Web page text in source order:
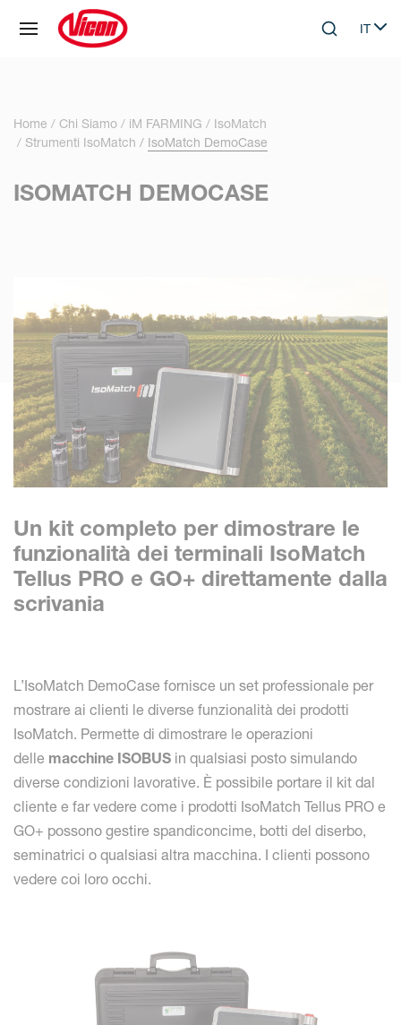
Skip to main contentSearchIT
Select
Home Chi Siamo iM FARMING
IsoMatch
Strumenti IsoMatch
IsoMatch DemoCase
ISOMATCH DEMOCASE
Un kit completo per dimostrare le
funzionalità dei terminali IsoMatch
Tellus PRO e GO+ direttamente dalla
scrivania
L’IsoMatch DemoCase fornisce un set professionale per
mostrare ai clienti le diverse funzionalità dei prodotti
IsoMatch. Permette di dimostrare le operazioni
delle macchine ISOBUS in qualsiasi posto simulando
diverse condizioni lavorative. È possibile portare il kit dal
cliente e far vedere come i prodotti IsoMatch Tellus PRO e
GO+ possono gestire spandiconcime, botti del diserbo,
seminatrici o qualsiasi altra macchina. I clienti possono
vedere coi loro occhi.
Pannello di gestione dei cookies